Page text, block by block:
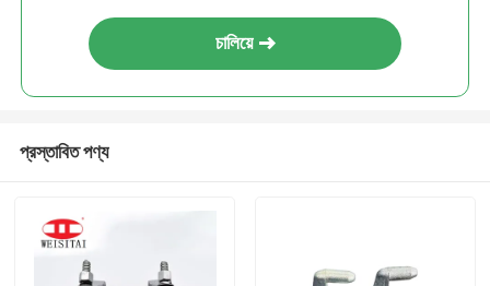
চালিয়ে
প্রস্তাবিত পণ্য